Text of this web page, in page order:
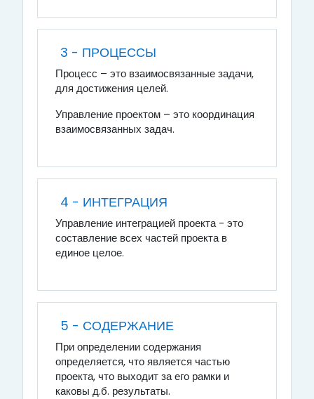
3 - ПРОЦЕССЫ
Процесс – это взаимосвязанные задачи,
для достижения целей.
Управление проектом – это координация
взаимосвязанных задач.
4 - ИНТЕГРАЦИЯ
Управление интеграцией проекта - это
составление всех частей проекта в
единое целое.
5 - СОДЕРЖАНИЕ
При определении содержания
определяется, что является частью
проекта, что выходит за его рамки и
каковы д.б. результаты.